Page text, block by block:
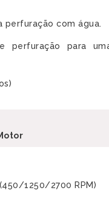
perfuração com água.
perfuração para
1250/2700 RPM)